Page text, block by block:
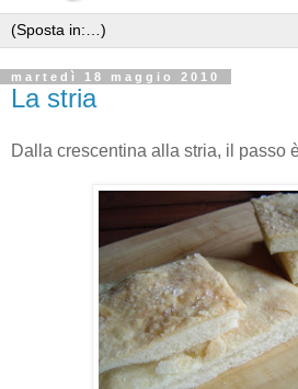
martedì 18 maggio 2010
La stria
Dalla crescentina alla stria, il passo